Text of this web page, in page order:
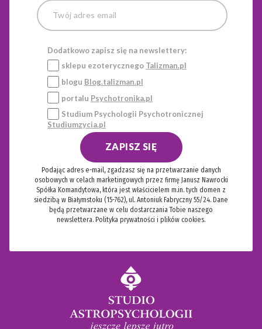
Dodatkowo zapisz się na newslettery:
sklepu ezoterycznego Talizman.pl
blogu Blog.talizman.pl
portalu Psychotronika.pl
Studium Psychologii Psychotronicznej
Studiumzycia.pl
ZAPISZ SIĘ
Podając adres e-mail, zgadzasz się na przetwarzanie danych
osobowych w celach marketingowych przez firmę Janusz Nawrocki
Spółka Komandytowa, która jest właścicielem m.in. tych domen z
siedzibą w Białymstoku (15-762), ul. Antoniuk Fabryczny 55/24. Dane
będą przetwarzane w celu dostarczania Tobie naszego
newslettera. Polityka prywatności i plików cookies.